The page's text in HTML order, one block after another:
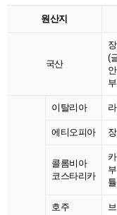
원산지
국산
(
이탈리아
에티오피아
콜롬비아
코스타리카
호주